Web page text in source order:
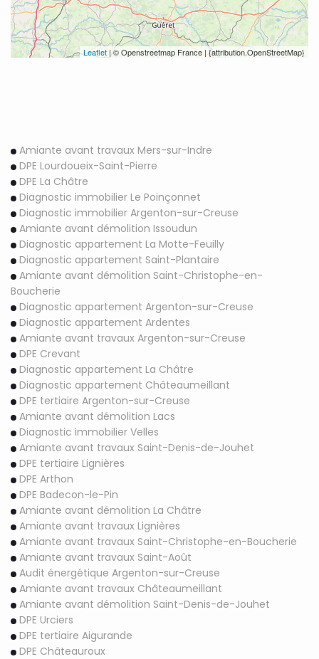
Leaflet | © Openstreetmap France | {attribution.OpenStreetMap}
Amiante avant travaux Mers-sur-Indre
DPE Lourdoueix-Saint-Pierre
DPE La Châtre
Diagnostic immobilier Le Poinçonnet
Diagnostic immobilier Argenton-sur-Creuse
Amiante avant démolition Issoudun
Diagnostic appartement La Motte-Feuilly
Diagnostic appartement Saint-Plantaire
Amiante avant démolition Saint-Christophe-en-
Boucherie
Diagnostic appartement Argenton-sur-Creuse
Diagnostic appartement Ardentes
Amiante avant travaux Argenton-sur-Creuse
DPE Crevant
Diagnostic appartement La Châtre
Diagnostic appartement Châteaumeillant
DPE tertiaire Argenton-sur-Creuse
Amiante avant démolition Lacs
Diagnostic immobilier Velles
Amiante avant travaux Saint-Denis-de-Jouhet
DPE tertiaire Lignières
DPE Arthon
DPE Badecon-le-Pin
Amiante avant démolition La Châtre
Amiante avant travaux Lignières
Amiante avant travaux Saint-Christophe-en-Boucherie
Amiante avant travaux Saint-Août
Audit énergétique Argenton-sur-Creuse
Amiante avant travaux Châteaumeillant
Amiante avant démolition Saint-Denis-de-Jouhet
DPE Urciers
DPE tertiaire Aigurande
DPE Châteauroux